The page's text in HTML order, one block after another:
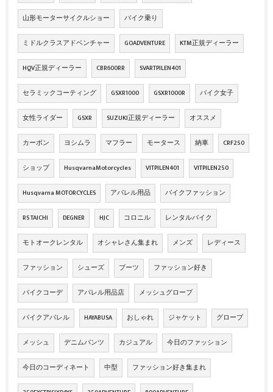
山形モーターサイクルショー バイク乗り
ミドルクラスアドベンチャー GOADVENTURE KTM正規ディーラー
HQV正規ディーラー CBR600RR SVARTPILEN401
セラミックコーティング GSXR1000 GSXR1000R バイク女子
女性ライダー GSXR SUZUKI正規ディーラー オススメ
カーボン ヨシムラ マフラー モータース 納車 CRF250
ショップ HusqvarnaMotorcycles VITPILEN401 VITPILEN250
Husqvarna MOTORCYCLES アパレル用品 バイクファッション
RS TAICHI DEGNER HJC コロニル レンタルバイク
モトオークレンタル オシャレさん集まれ メンズ レディース
ファッション シューズ ブーツ ファッション好き
バイクコーデ アパレル用品店 メッシュグローブ
バイクアパレル HAYABUSA おしゃれ ジャケット グローブ
メッシュ デニムパンツ カジュアル 今日のファッション
今日のコーディネート 中型 ファッション好き集まれ